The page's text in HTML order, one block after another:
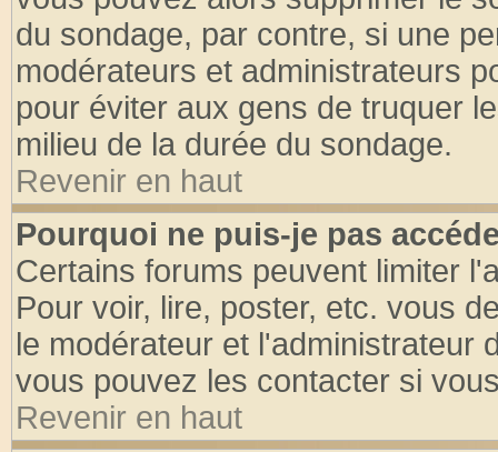
du sondage, par contre, si une
modérateurs et administrateurs
pour éviter aux gens de truquer
milieu de la durée du sondage.
Revenir en haut
Pourquoi ne puis-je pas
Certains forums peuvent limiter
Pour voir, lire, poster, etc. vous
le modérateur et l'administrateur
vous pouvez les contacter si
Revenir en haut